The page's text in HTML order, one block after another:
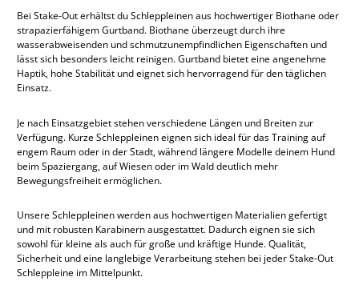
Bei Stake-Out erhältst du Schleppleinen aus hochwertiger Biothane oder
strapazierfähigem Gurtband. Biothane überzeugt durch ihre
wasserabweisenden und schmutzunempfindlichen Eigenschaften und
lässt sich besonders leicht reinigen. Gurtband bietet eine angenehme
Haptik, hohe Stabilität und eignet sich hervorragend für den täglichen
Einsatz.
Je nach Einsatzgebiet stehen verschiedene Längen und Breiten zur
Verfügung. Kurze Schleppleinen eignen sich ideal für das Training auf
engem Raum oder in der Stadt, während längere Modelle deinem Hund
beim Spaziergang, auf Wiesen oder im Wald deutlich mehr
Bewegungsfreiheit ermöglichen.
Unsere Schleppleinen werden aus hochwertigen Materialien gefertigt
und mit robusten Karabinern ausgestattet. Dadurch eignen sie sich
sowohl für kleine als auch für große und kräftige Hunde. Qualität,
Sicherheit und eine langlebige Verarbeitung stehen bei jeder Stake-Out
Schleppleine im Mittelpunkt.